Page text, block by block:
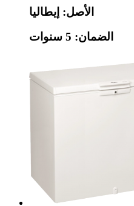
الأصل: إيطاليا
الضمان: 5 سنوات